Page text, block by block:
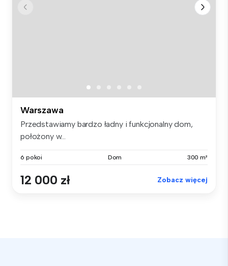
Warszawa
Przedstawiamy bardzo ładny i funkcjonalny dom,
położony w...
6 pokoi Dom 300 m²
12 000 zł Zobacz więcej